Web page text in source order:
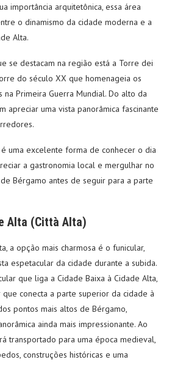
importância arquitetônica, essa área
o dinamismo da cidade moderna e a
Alta.
se destacam na região está a Torre dei
do século XX que homenageia os
na Primeira Guerra Mundial. Do alto da
apreciar uma vista panorâmica fascinante
uma excelente forma de conhecer o dia
a gastronomia local e mergulhar no
Bérgamo antes de seguir para a parte
Alta (Città Alta)
a opção mais charmosa é o funicular,
espetacular da cidade durante a subida.
que liga a Cidade Baixa à Cidade Alta,
conecta a parte superior da cidade à
pontos mais altos de Bérgamo,
ainda mais impressionante. Ao
transportado para uma época medieval,
construções históricas e uma